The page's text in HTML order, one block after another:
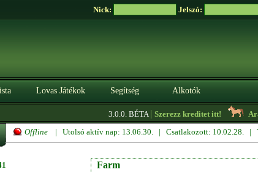
Nick: Jelszó:
Lovas Játékok Segítség Alkotók
3.0.0. BÉTA|Szerezz kreditet itt!
Offline | Utolsó aktív nap: 13.06.30. | Csatlakozott: 10.02.28. |
Farm